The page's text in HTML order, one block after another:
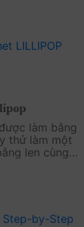
làm bằng
thử làm một
len cùng
ngay....